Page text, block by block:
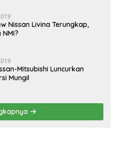
Nissan Livina Terungkap,
Mitsubishi Luncurkan
Mungil